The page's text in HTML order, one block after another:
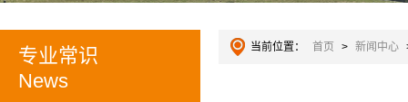
专业常识
News
当前位置： 首页 > 新闻中心